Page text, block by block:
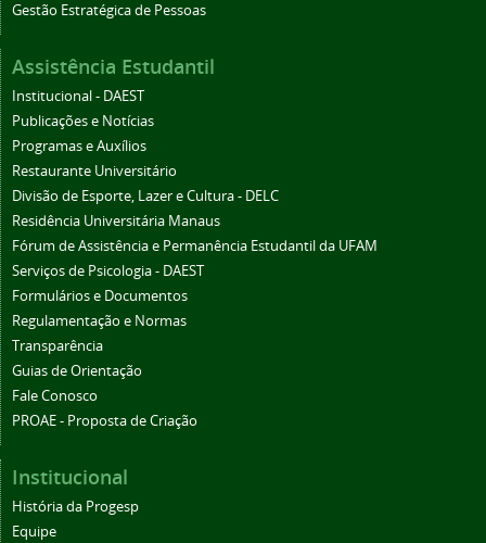
Gestão Estratégica de Pessoas
Assistência Estudantil
Institucional - DAEST
Publicações e Notícias
Programas e Auxílios
Restaurante Universitário
Divisão de Esporte, Lazer e Cultura - DELC
Residência Universitária Manaus
Fórum de Assistência e Permanência Estudantil da UFAM
Serviços de Psicologia - DAEST
Formulários e Documentos
Regulamentação e Normas
Transparência
Guias de Orientação
Fale Conosco
PROAE - Proposta de Criação
Institucional
História da Progesp
Equipe